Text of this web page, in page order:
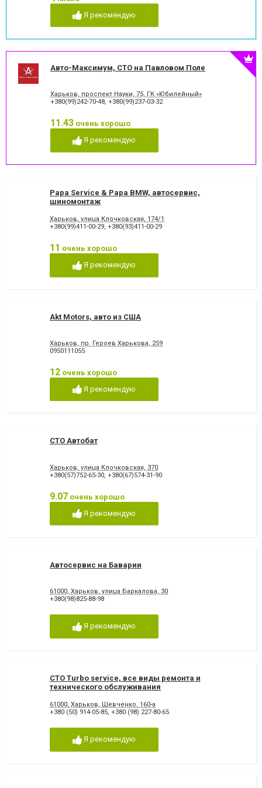
Я рекомендую
Авто-Максимум, СТО на Павловом Поле
Харьков, проспект Науки, 75, ГК «Юбилейный»
+380(99)242-70-48, +380(99)237-03-32
11.43 очень хорошо
Я рекомендую
Papa Service & Papa BMW, автосервис,
шиномонтаж
Харьков, улица Клочковская, 174/1
+380(99)411-00-29, +380(93)411-00-29
11 очень хорошо
Я рекомендую
Akt Motors, авто из США
Харьков, пр. Героев Харькова, 259
0950111055
12 очень хорошо
Я рекомендую
СТО Автобат
Харьков, улица Клочковская, 370
+380(57)752-65-30, +380(67)574-31-90
9.07 очень хорошо
Я рекомендую
Автосервис на Баварии
61000, Харьков, улица Баркалова, 30
+380(98)825-88-98
Я рекомендую
СТО Turbo service, все виды ремонта и
технического обслуживания
61000, Харьков, Шевченко, 160-а
+380 (50) 914-05-85, +380 (98) 227-80-65
Я рекомендую